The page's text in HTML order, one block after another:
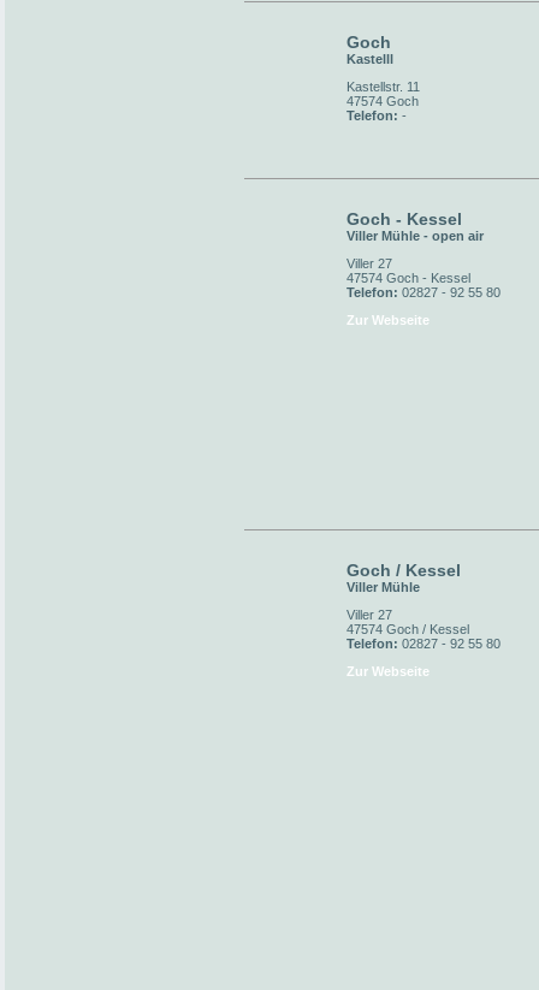
Goch
Kastelll
Kastellstr. 11
47574 Goch
Telefon: -
Goch - Kessel
Viller Mühle - open air
Viller 27
47574 Goch - Kessel
Telefon: 02827 - 92 55 80
Zur Webseite
Goch / Kessel
Viller Mühle
Viller 27
47574 Goch / Kessel
Telefon: 02827 - 92 55 80
Zur Webseite